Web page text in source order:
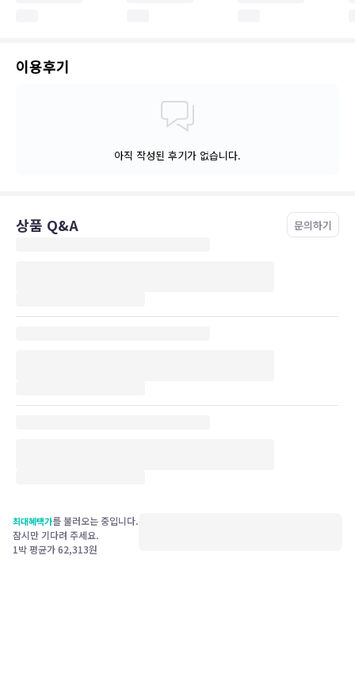
이용후기
아직 작성된 후기가 없습니다.
상품 Q&A 문의하기
최대혜택가를 불러오는 중입니다.
잠시만 기다려 주세요.
1박 평균가62,313원